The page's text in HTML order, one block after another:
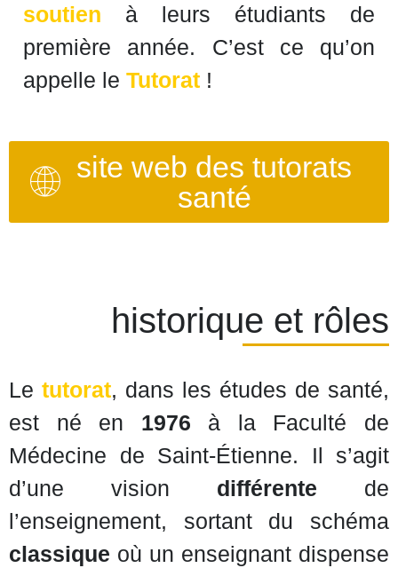
soutien à leurs étudiants de
première année. C’est ce qu’on
appelle le Tutorat !
site web des tutorats
santé
historique et rôles
Le tutorat, dans les études de santé,
est né en 1976 à la Faculté de
Médecine de Saint-Étienne. Il s’agit
d’une vision différente de
l’enseignement, sortant du schéma
classique où un enseignant dispense